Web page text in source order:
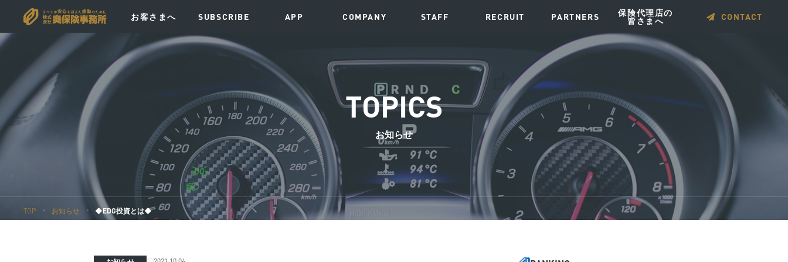
お客さまへ
VISION
SUBSCRIBE APP COMPANY STAFF RECRUIT PARTNERS 保険代理店の
皆さまへ CONTACT
TOPICS
お知らせ
TOP お知らせ ◆EDG投資とは◆